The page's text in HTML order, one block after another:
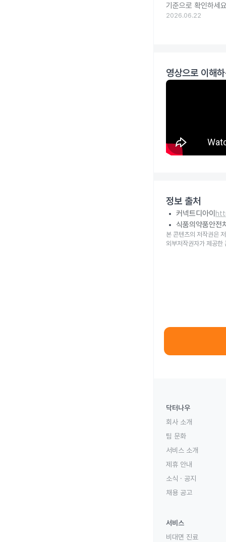
기준으로 확인하세
2026.06.22
영상으로 이해
정보 출처
커넥트디아이
식품의약품안전
본 콘텐츠의 저작권은
외부저작권자가 제공한
닥터나우
회사 소개
팀 문화
서비스 소개
제휴 안내
소식 · 공지
채용 공고
서비스
비대면 진료